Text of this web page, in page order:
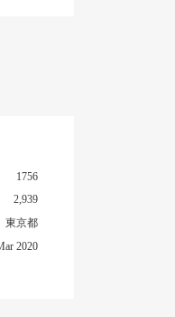
1756
2,939
東京都
2020